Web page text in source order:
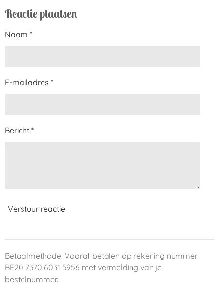
Reactie plaatsen
Naam *
E-mailadres *
Bericht *
Verstuur reactie
Betaalmethode: Vooraf betalen op rekening nummer
BE20 7370 6031 5956 met vermelding van je
bestelnummer.